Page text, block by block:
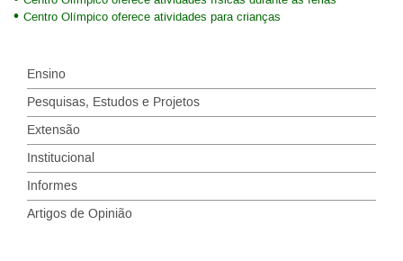
Centro Olímpico oferece atividades para crianças
Ensino
Pesquisas, Estudos e Projetos
Extensão
Institucional
Informes
Artigos de Opinião